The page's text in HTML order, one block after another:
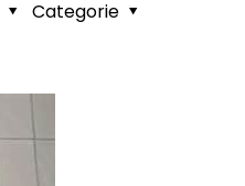
Categorie